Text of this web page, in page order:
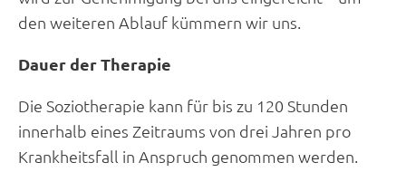
den weiteren Ablauf kümmern wir uns.
Dauer der Therapie
Die Soziotherapie kann für bis zu 120 Stunden
innerhalb eines Zeitraums von drei Jahren pro
Krankheitsfall in Anspruch genommen werden.